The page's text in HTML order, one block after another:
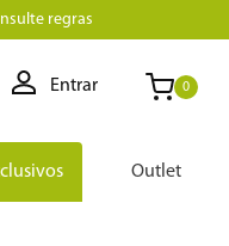
regras
Entrar 0
Outlet